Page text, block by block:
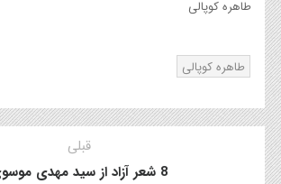
طاهره کوپالی
طاهره کوپالی
قبلی
8 شعر آزاد از سید مهدی موسوی